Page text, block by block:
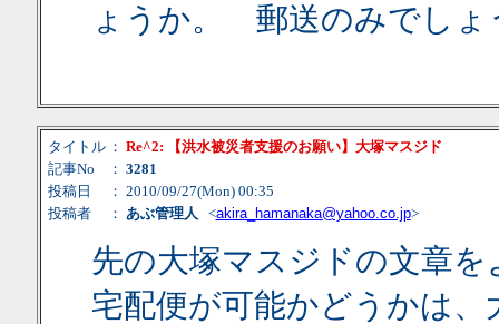
ょうか。 郵送のみでしょ
タイトル ： Re^2: 【洪水被災者支援のお願い】大塚マスジド
記事No
： 3281
投稿日
： 2010/09/27(Mon) 00:35
投稿者
： あぶ管理人 <akira_hamanaka@yahoo.co.jp>
先の大塚マスジドの文章
宅配便が可能かどうかは